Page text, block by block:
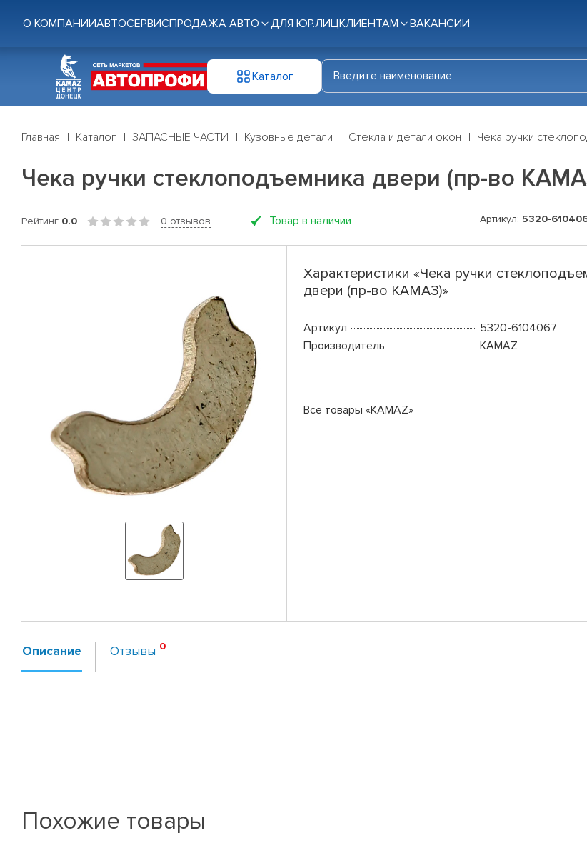
О КОМПАНИИАВТОСЕРВИСПРОДАЖА АВТО ДЛЯ ЮР.ЛИЦКЛИЕНТАМ ВАКАНСИИ
Каталог
Главная Каталог ЗАПАСНЫЕ ЧАСТИ Кузовные детали Стекла и детали окон Чека ручки
Чека ручки стеклоподъемника двери (пр-во
Рейтинг 0.0 0 отзывов Товар в наличии Артикул: 5320-
Характеристики «Чека ручки
двери (пр-во КАМАЗ)»
Артикул
5320-6104067
Производитель
KAMAZ
Все товары «KAMAZ»
Описание Отзывы
Похожие товары